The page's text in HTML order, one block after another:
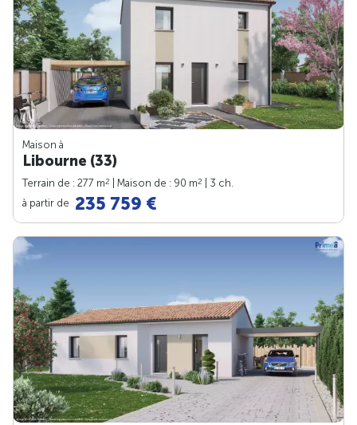
Maison à
Libourne (33)
Terrain de : 277 m2 | Maison de : 90 m2
| 3 ch.
à partir de 235 759 €